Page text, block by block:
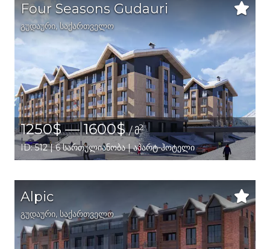
Four Seasons Gudauri
გუდაური, საქართველო
1250$ — 1600$/ მ2
ID: 512 | 6 სართულიანობა | აპარტ-ჰოტელი
Alpic
გუდაური, საქართველო